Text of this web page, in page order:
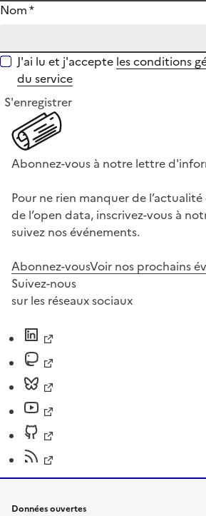
Nom*
J'ai lu et j'accepte les conditions
du service
S'enregistrer
Abonnez-vous à notre lettre
Pour ne rien manquer de
de l’open data, inscrivez-vous à
suivez nos événements.
Abonnez-vousVoir nos prochains
Suivez-nous
sur les réseaux sociaux
Données ouvertes